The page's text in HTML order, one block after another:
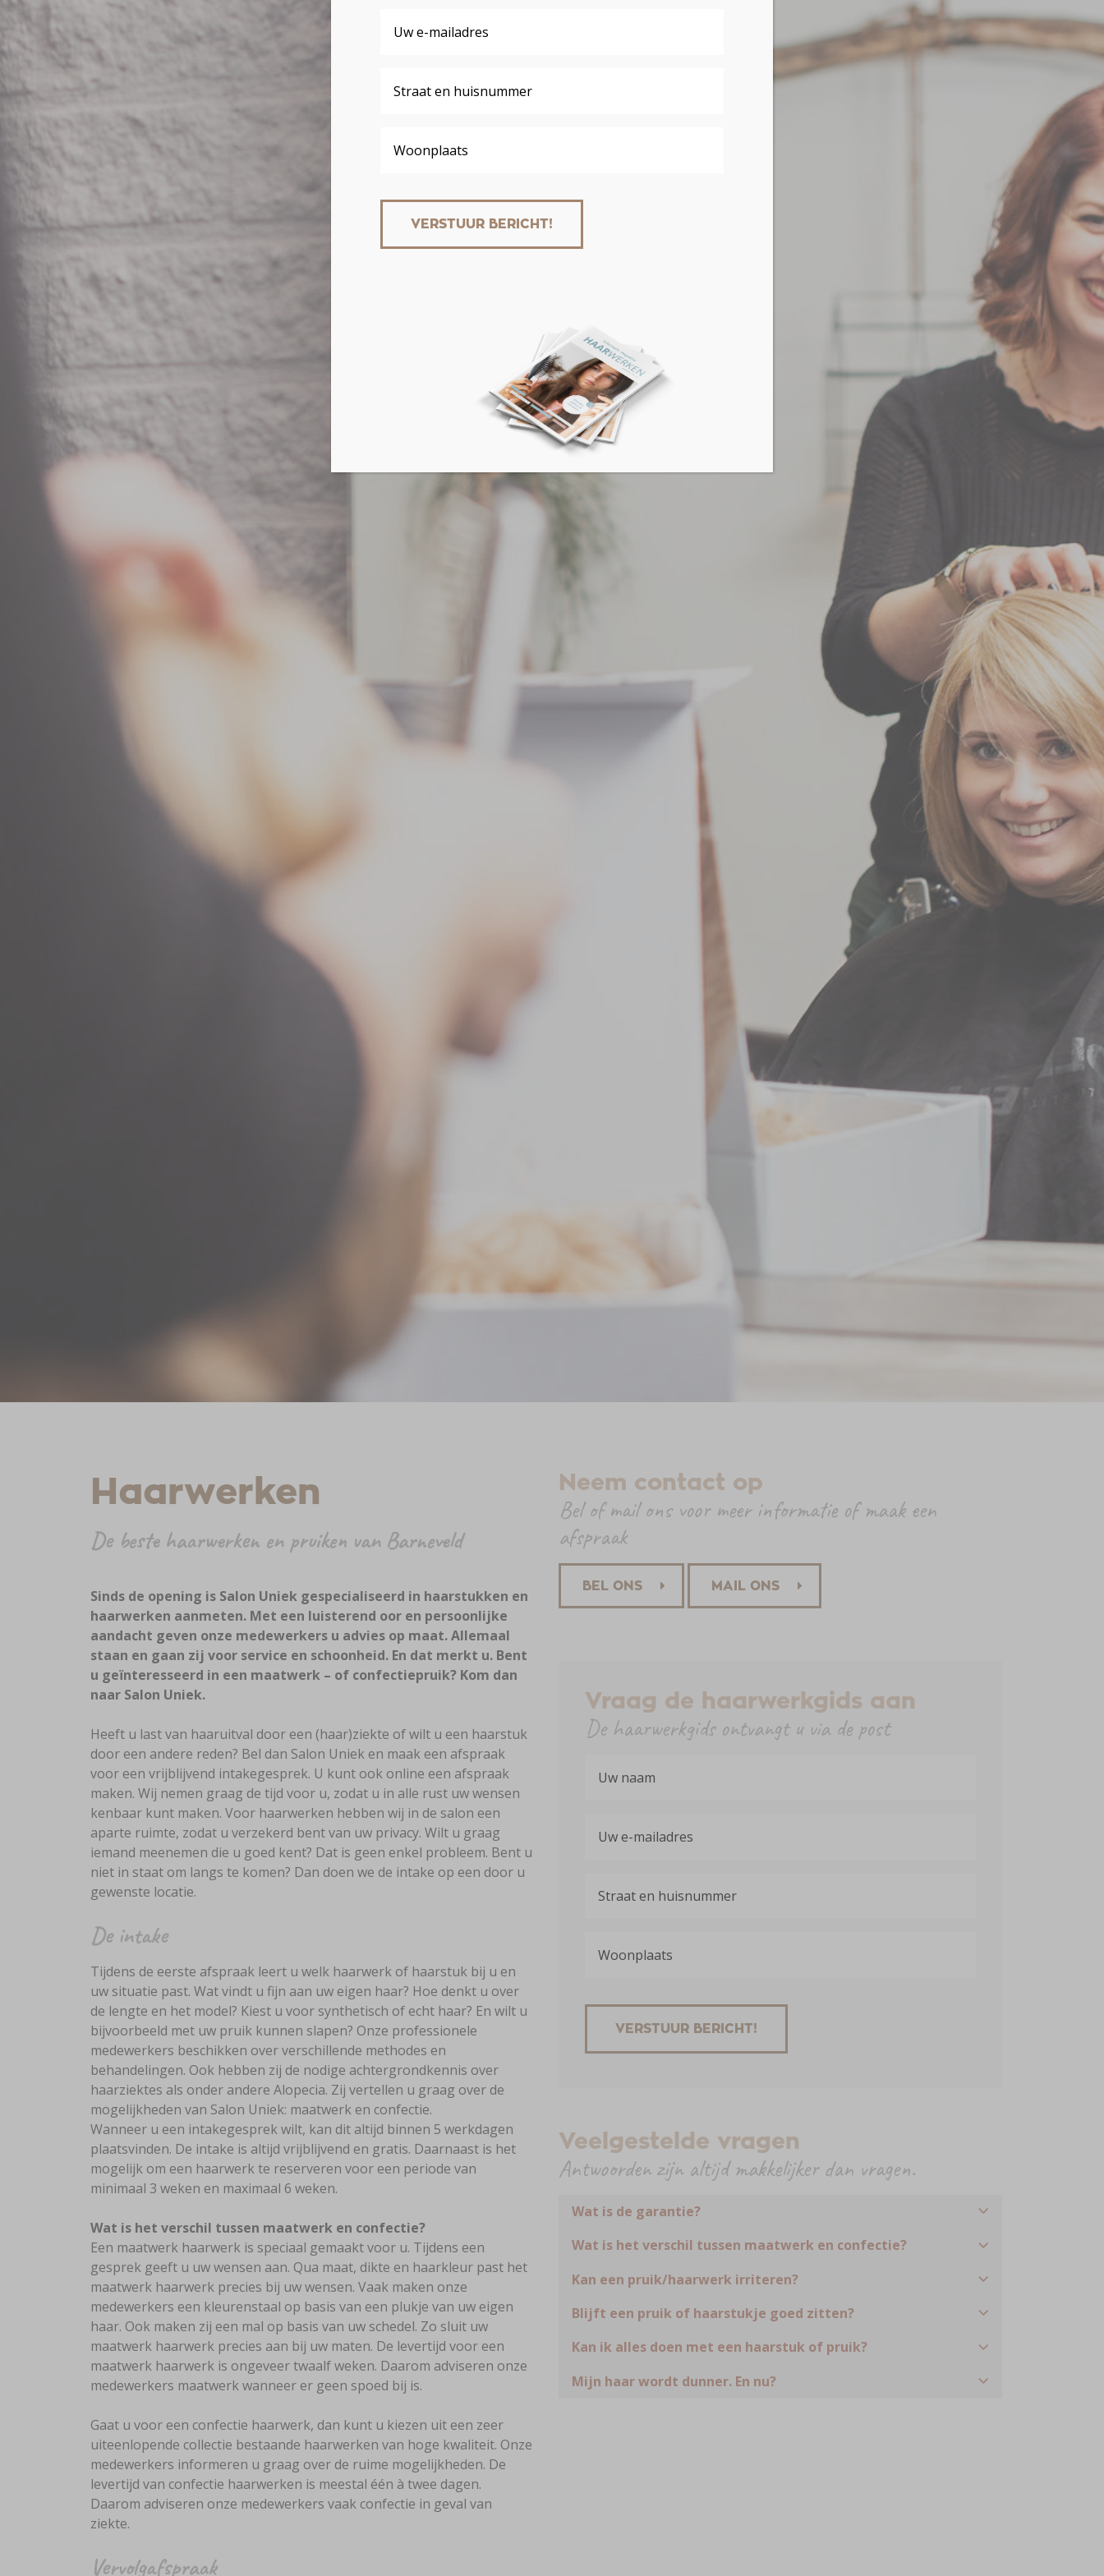
Haarwerken
De beste haarwerken en pruiken van Barneveld
Sinds de opening is Salon Uniek gespecialiseerd in haarstukken en
haarwerken aanmeten. Met een luisterend oor en persoonlijke
aandacht geven onze medewerkers u advies op maat. Allemaal
staan en gaan zij voor service en schoonheid. En dat merkt u. Bent
u geïnteresseerd in een maatwerk – of confectiepruik? Kom dan
naar Salon Uniek.
Heeft u last van haaruitval door een (haar)ziekte of wilt u een haarstuk
door een andere reden? Bel dan Salon Uniek en maak een afspraak
voor een vrijblijvend intakegesprek. U kunt ook online een afspraak
maken. Wij nemen graag de tijd voor u, zodat u in alle rust uw wensen
kenbaar kunt maken. Voor haarwerken hebben wij in de salon een
aparte ruimte, zodat u verzekerd bent van uw privacy. Wilt u graag
iemand meenemen die u goed kent? Dat is geen enkel probleem. Bent u
niet in staat om langs te komen? Dan doen we de intake op een door u
gewenste locatie.
De intake
Tijdens de eerste afspraak leert u welk haarwerk of haarstuk bij u en
uw situatie past. Wat vindt u fijn aan uw eigen haar? Hoe denkt u over
de lengte en het model? Kiest u voor synthetisch of echt haar? En wilt u
bijvoorbeeld met uw pruik kunnen slapen? Onze professionele
medewerkers beschikken over verschillende methodes en
behandelingen. Ook hebben zij de nodige achtergrondkennis over
haarziektes als onder andere Alopecia. Zij vertellen u graag over de
mogelijkheden van Salon Uniek: maatwerk en confectie.
Wanneer u een intakegesprek wilt, kan dit altijd binnen 5 werkdagen
plaatsvinden. De intake is altijd vrijblijvend en gratis. Daarnaast is het
mogelijk om een haarwerk te reserveren voor een periode van
minimaal 3 weken en maximaal 6 weken.
Wat is het verschil tussen maatwerk en confectie?
Een maatwerk haarwerk is speciaal gemaakt voor u. Tijdens een
gesprek geeft u uw wensen aan. Qua maat, dikte en haarkleur past het
maatwerk haarwerk precies bij uw wensen. Vaak maken onze
medewerkers een kleurenstaal op basis van een plukje van uw eigen
haar. Ook maken zij een mal op basis van uw schedel. Zo sluit uw
maatwerk haarwerk precies aan bij uw maten. De levertijd voor een
maatwerk haarwerk is ongeveer twaalf weken. Daarom adviseren onze
medewerkers maatwerk wanneer er geen spoed bij is.
Gaat u voor een confectie haarwerk, dan kunt u kiezen uit een zeer
uiteenlopende collectie bestaande haarwerken van hoge kwaliteit. Onze
medewerkers informeren u graag over de ruime mogelijkheden. De
levertijd van confectie haarwerken is meestal één à twee dagen.
Daarom adviseren onze medewerkers vaak confectie in geval van
ziekte.
Vervolgafspraak
Neem contact op
Bel of mail ons voor meer informatie of maak een
afspraak
BEL ONS MAIL ONS
Vraag de haarwerkgids aan
De haarwerkgids ontvangt u via de post
Veelgestelde vragen
Antwoorden zijn altijd makkelijker dan vragen.
Wat is de garantie?
Wat is het verschil tussen maatwerk en confectie?
Kan een pruik/haarwerk irriteren?
Blijft een pruik of haarstukje goed zitten?
Kan ik alles doen met een haarstuk of pruik?
Mijn haar wordt dunner. En nu?